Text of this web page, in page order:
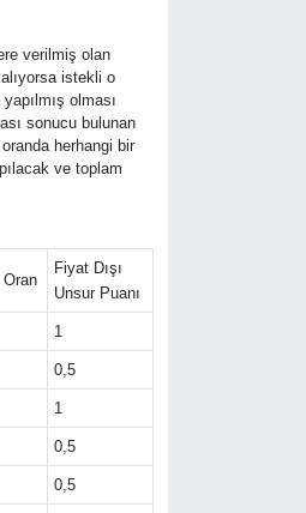
verilmiş olan
istekli o
olması
sonucu bulunan
herhangi bir
ve toplam
Fiyat Dışı
Unsur Puanı
1
0,5
1
0,5
0,5